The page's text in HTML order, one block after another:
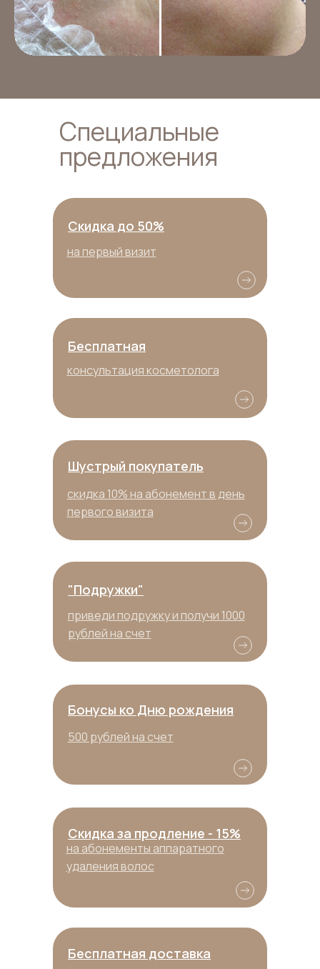
Специальные
предложения
Скидка до 50%
на первый визит
Бесплатная
консультация косметолога
Шустрый покупатель
скидка 10% на абонемент в день
первого визита
Скидка за продление - 15%
на абонементы аппаратного
удаления волос
Бесплатная доставка
"Подружки"
приведи подружку и получи 1000
рублей на счет
Бонусы ко Дню рождения
500 рублей на счет